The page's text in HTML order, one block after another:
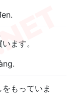
います。
もっていま